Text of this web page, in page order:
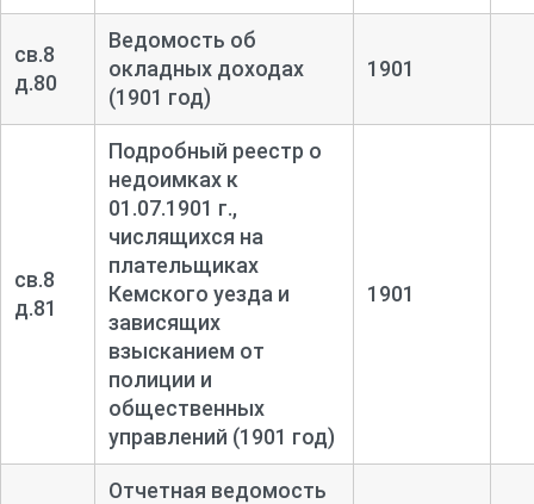
св.8
д.80
Ведомость об
окладных доходах
(1901 год)
1901
св.8
д.81
Подробный реестр о
недоимках к
01.07.1901 г.,
числящихся на
плательщиках
Кемского уезда и
зависящих
взысканием от
полиции и
общественных
управлений (1901 год)
1901
Отчетная ведомость